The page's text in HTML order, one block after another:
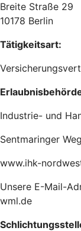
Breite Straße 29
10178 Berlin
Tätigkeitsart:
Industrie- und
Sentmaringer
www.ihk-
Unsere E-Mail-
wml.de